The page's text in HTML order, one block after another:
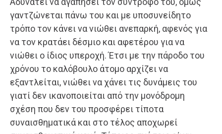
γαντζώνεται πάνω του και με υποσυνείδητο
τρόπο τον κάνει να νιώθει ανεπαρκή, αφενός για
να τον κρατάει δέσμιο και αφετέρου για να
νιώθει ο ίδιος υπεροχή. Έτσι με την πάροδο του
χρόνου το καλόβουλο άτομο αρχίζει να
εξαντλείται, νιώθει να χάνει τις δυνάμεις του
γιατί δεν ικανοποιείται από την μονόδρομη
σχέση που δεν του προσφέρει τίποτα
συναισθηματικά και στο τέλος αποχωρεί